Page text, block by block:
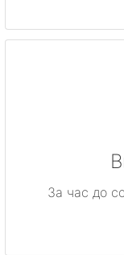
За час до